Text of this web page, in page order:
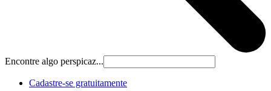
Encontre algo perspicaz...
Cadastre‐se gratuitamente